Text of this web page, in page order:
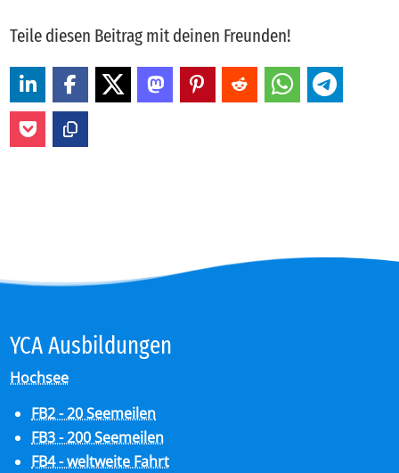
Teile diesen Beitrag mit deinen Freunden!
YCA Aus­bil­dun­gen
Hochsee
FB2 - 20 Seemeilen
FB3 - 200 Seemeilen
FB4 - weltweite Fahrt